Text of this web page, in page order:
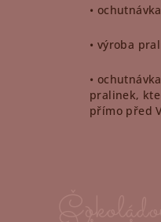
•
• výroba
•
pralinek,
přímo před